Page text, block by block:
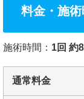
料金・施術
施術時間： 1回 約
通常料金